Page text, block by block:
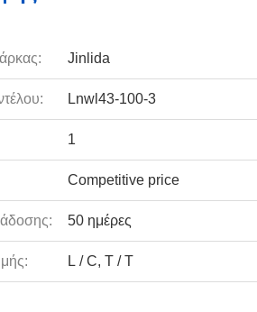
Jinlida
Lnwl43-100-3
1
Competitive price
50 ημέρες
L / C, T / T